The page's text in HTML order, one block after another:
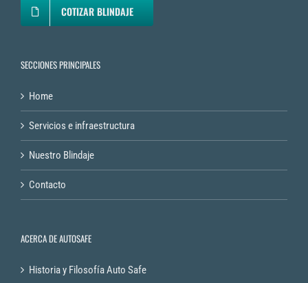
COTIZAR BLINDAJE
SECCIONES PRINCIPALES
Home
Servicios e infraestructura
Nuestro Blindaje
Contacto
ACERCA DE AUTOSAFE
Historia y Filosofía Auto Safe